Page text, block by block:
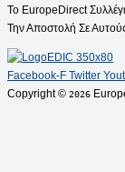
Το EuropeDirect
Την Αποστολή Σε
Facebook-F Twitter
Copyright © 2026